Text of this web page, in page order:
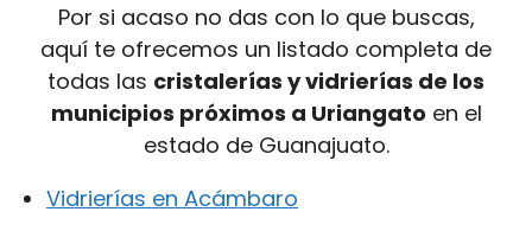
Por si acaso no das con lo que buscas,
aquí te ofrecemos un listado completa de
todas las cristalerías y vidrierías de los
municipios próximos a Uriangato en el
estado de Guanajuato.
Vidrierías en Acámbaro